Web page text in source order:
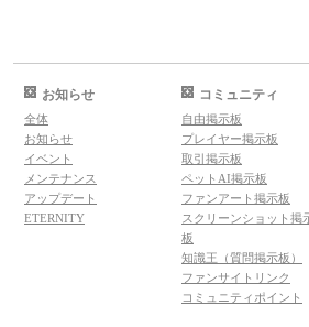
お知らせ
全体
お知らせ
イベント
メンテナンス
アップデート
ETERNITY
コミュニティ
自由掲示板
プレイヤー掲示板
取引掲示板
ペットAI掲示板
ファンアート掲示板
スクリーンショット掲
板
知識王（質問掲示板）
ファンサイトリンク
コミュニティポイント